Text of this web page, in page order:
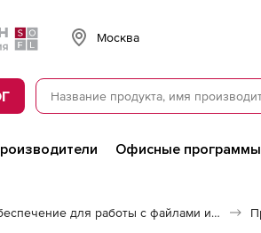
Москва
Офисные программы
Программное обеспечение для работы с файлами и дисками